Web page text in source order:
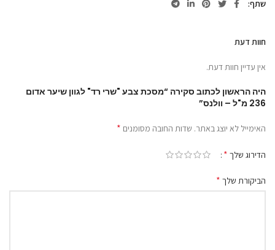
שתף
חוות דעת
אין עדיין חוות דעת.
היה הראשון לכתוב סקירה “מסכת צבע "שרי רד" לגוון שיער אדום
236 מ"ל – וולנס”
האימייל לא יוצג באתר. שדות החובה מסומנים *
הדירוג שלך *
הביקורת שלך *